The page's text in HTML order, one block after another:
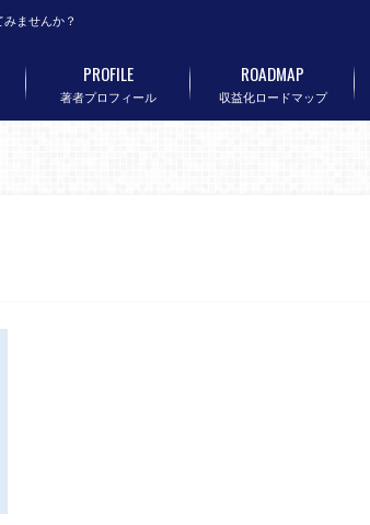
ませんか？
著者プロフィール
PROFILE
収益化ロードマップ
ROADMAP